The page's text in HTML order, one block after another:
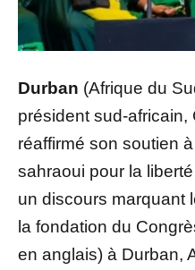
Durban (Afrique du
président sud-africain,
réaffirmé son soutien
sahraoui pour la
un discours marquant
la fondation du
en anglais) à Durban,